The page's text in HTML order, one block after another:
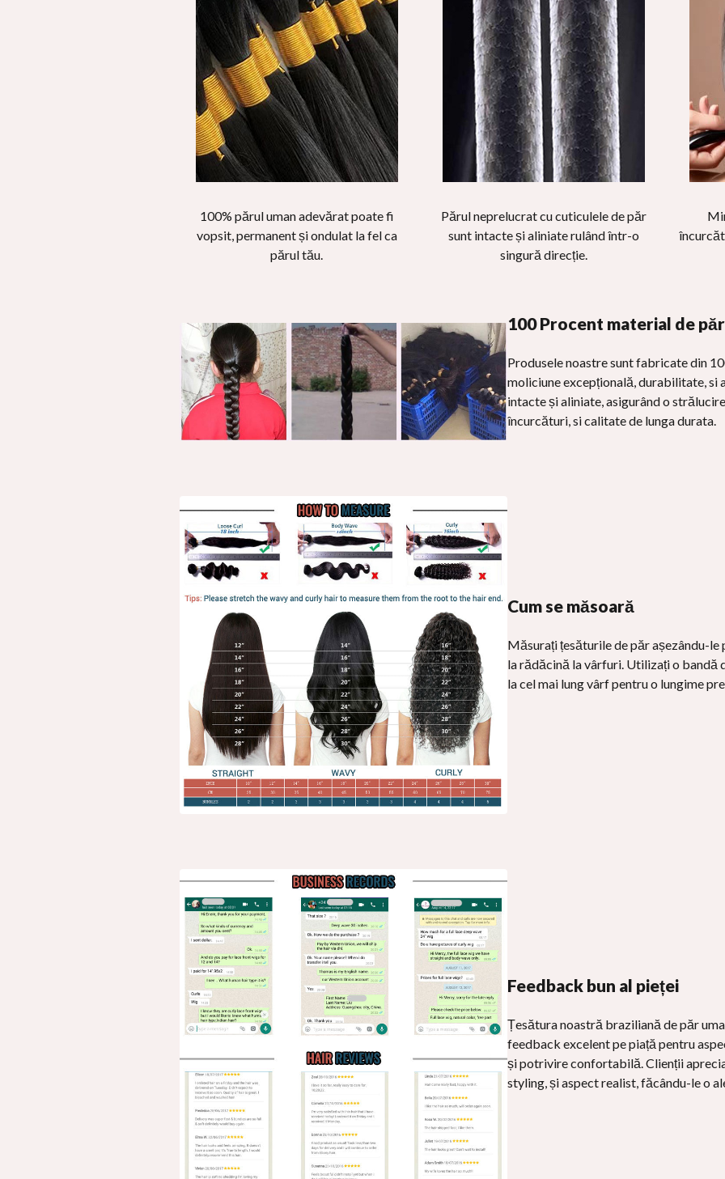
100% părul uman adevărat poate fi
vopsit, permanent și ondulat la fel ca
părul tău.
Părul neprelucrat cu cuticulele de păr
sunt intacte și aliniate rulând într-o
singură direcție.
100 Procent material de
Produsele noastre sunt fabricate din
moliciune excepțională, durabilitate, si
intacte și aliniate, asigurând o
încurcături, si calitate de lunga durata.
Cum se măsoară
Măsurați țesăturile de păr așezându-
la rădăcină la vârfuri. Utilizați o bandă
la cel mai lung vârf pentru o lungime
Feedback bun al pieței
Țesătura noastră braziliană de păr
feedback excelent pe piață pentru
și potrivire confortabilă. Clienții
styling, și aspect realist, făcându-le o